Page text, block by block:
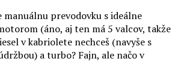
manuálnu prevodovku s ideálne
(áno, aj ten má 5 valcov, takže
v kabriolete nechceš (navyše s
a turbo? Fajn, ale načo v